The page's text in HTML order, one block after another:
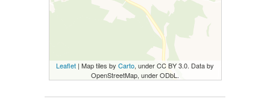
Leaflet | Map tiles by Carto, under CC BY 3.0. Data by
OpenStreetMap, under ODbL.